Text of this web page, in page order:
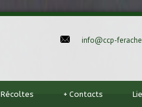
info@ccp-
Récoltes Contacts
+